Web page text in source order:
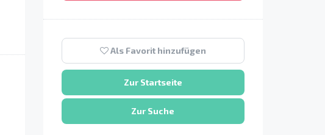
Als Favorit hinzufügen
Zur Startseite
Zur Suche